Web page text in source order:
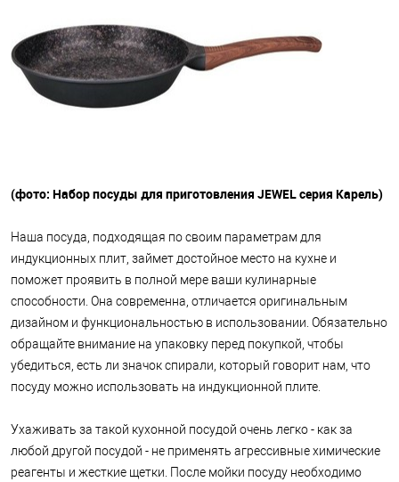
(фото: Набор посуды для приготовления JEWEL серия Карель)
Наша посуда, подходящая по своим параметрам для
индукционных плит, займет достойное место на кухне и
поможет проявить в полной мере ваши кулинарные
способности. Она современна, отличается оригинальным
дизайном и функциональностью в использовании. Обязательно
обращайте внимание на упаковку перед покупкой, чтобы
убедиться, есть ли значок спирали, который говорит нам, что
посуду можно использовать на индукционной плите.
Ухаживать за такой кухонной посудой очень легко - как за
любой другой посудой - не применять агрессивные химические
реагенты и жесткие щетки. После мойки посуду необходимо